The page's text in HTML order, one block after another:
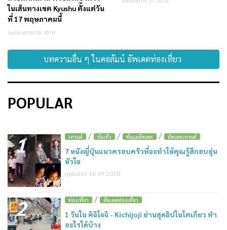
ในเส้นทางเขต Kyushu ตั้งแต่วัน
ที่ 17 พฤษภาคมนี้
updated 06.06.2019
บทความอื่น ๆ ในคอลัมน์ อัพเดตท่องเที่ยว
POPULAR
1 เทรนด์ / บันเทิง / ข้อมูลอัพเดต / อัพเดตเทรนด์
7 หนังญี่ปุ่นแนวครอบครัวที่จะทำให้คุณรู้สึกอบอุ่น
หัวใจ
updated 18.09.2018
2 ท่องเที่ยว / อัพเดตท่องเที่ยว
1 วันใน คิจิโจจิ - Kichijoji ย่านสุดฮิปในโตเกียว ทำ
อะไรได้บ้าง